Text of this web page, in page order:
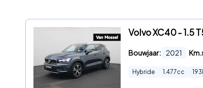
Volvo XC40 - 1.5
Bouwjaar: 2021
Hybride 1.477cc 193